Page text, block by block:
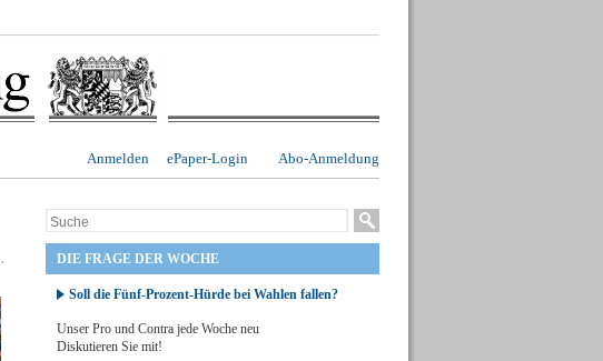
Abo-Anmeldung
ePaper-Login
Anmelden
DIE FRAGE DER WOCHE
Soll die Fünf-Prozent-Hürde bei Wahlen fallen?
Unser Pro und Contra jede Woche neu
Diskutieren Sie mit!